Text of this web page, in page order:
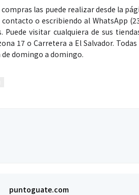
compras las puede realizar desde la
o escribiendo al WhatsApp
Puede visitar cualquiera de sus
17 o Carretera a El Salvador.
domingo a domingo.
puntoguate.com